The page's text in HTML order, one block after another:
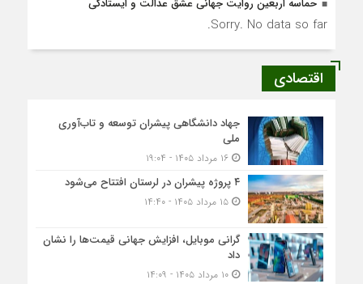
حماسه اربعین روایت جهانی عشق عدالت و ایستادگی
Sorry. No data so far.
اقتصادی
جهاد دانشگاهی پیشران توسعه و تاب‌آوری
ملی
۱۶ مرداد ۱۴۰۵ - ۱۹:۰۴
۴ پروژه پیشران در لرستان افتتاح می‌شود
۱۵ مرداد ۱۴۰۵ - ۱۴:۴۰
گرانی موبایل، افزایش جهانی قیمت‌ها را نشان
داد
۱۰ مرداد ۱۴۰۵ - ۱۴:۰۹